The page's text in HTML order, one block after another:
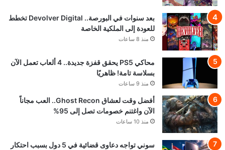
بعد سنوات في البورصة.. Devolver Digital تخطط
للعودة إلى الملكية الخاصة
منذ 8 ساعات
محاكي PS5 يحقق قفزة جديدة.. 4 ألعاب تعمل الآن
بسلاسة تامة! ظاهريًا
منذ 9 ساعات
أفضل وقت لعشاق Ghost Recon.. العب مجاناً
الآن واغتنم خصومات تصل إلى 95%
منذ 10 ساعات
سوني تواجه دعاوى قضائية في 5 دول بسبب احتكار